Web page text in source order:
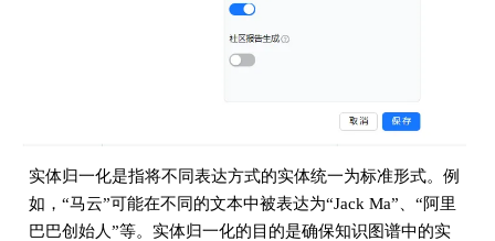
实体归一化是指将不同表达方式的实体统一为标准形式。例
如，“马云”可能在不同的文本中被表达为“Jack Ma”、“阿里
巴巴创始人”等。实体归一化的目的是确保知识图谱中的实